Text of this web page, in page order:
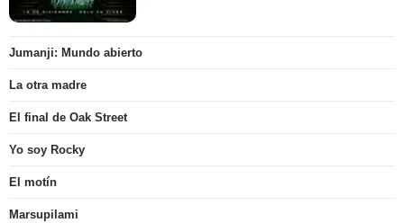
Jumanji: Mundo abierto
La otra madre
El final de Oak Street
Yo soy Rocky
El motín
Marsupilami